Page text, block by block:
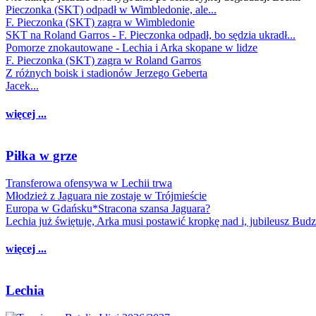
Pieczonka (SKT) odpadł w Wimbledonie, ale...
F. Pieczonka (SKT) zagra w Wimbledonie
SKT na Roland Garros - F. Pieczonka odpadł, bo sędzia ukradł...
Pomorze znokautowane - Lechia i Arka skopane w lidze
F. Pieczonka (SKT) zagra w Roland Garros
Z różnych boisk i stadionów Jerzego Geberta
Jacek...
więcej ...
Piłka w grze
Transferowa ofensywa w Lechii trwa
Młodzież z Jaguara nie zostaje w Trójmieście
Europa w Gdańsku*Stracona szansa Jaguara?
Lechia już świętuje, Arka musi postawić kropkę nad i, jubileusz
więcej ...
Lechia